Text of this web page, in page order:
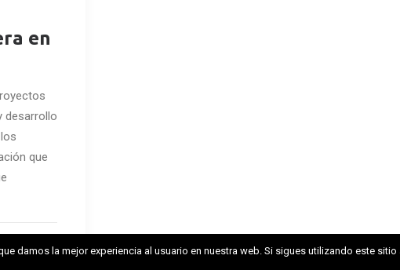
en
desarrollo
que
damos la mejor experiencia al usuario en nuestra web. Si sigues utilizando este